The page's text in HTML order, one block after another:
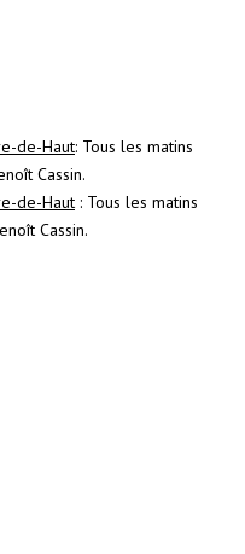
de-Haut: Tous les matins
Cassin.
de-Haut : Tous les matins
Cassin.